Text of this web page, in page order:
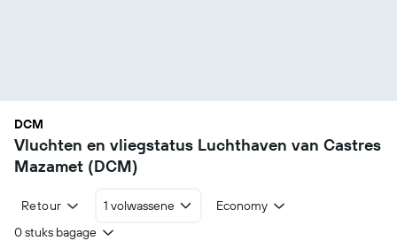
DCM
Vluchten en vliegstatus Luchthaven van Castres
Mazamet (DCM)
Retour 1 volwassene
Economy
0 stuks bagage